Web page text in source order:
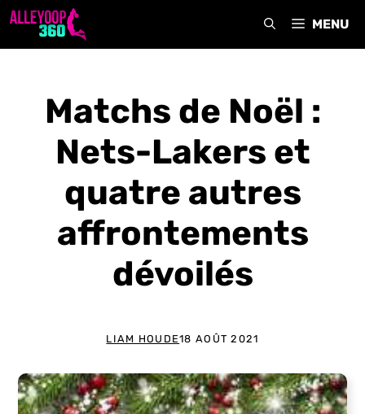
Aller
MENU
Matchs de Noël :
Nets-Lakers et
quatre autres
affrontements
dévoilés
LIAM HOUDE18 AOÛT 2021